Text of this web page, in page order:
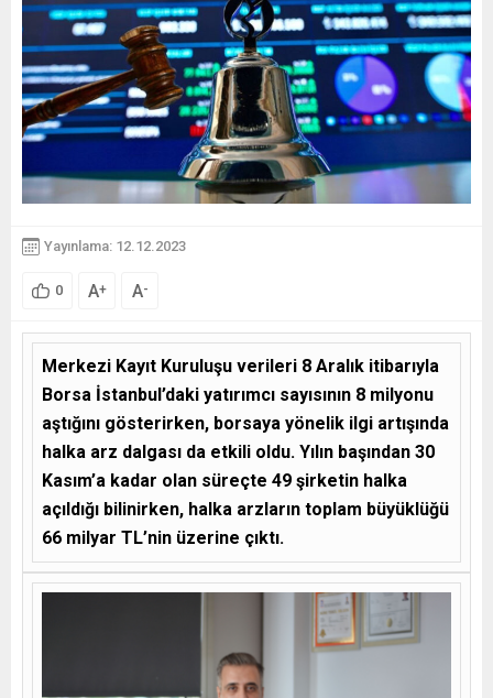
Yayınlama: 12.12.2023
0 A+ A-
Merkezi Kayıt Kuruluşu verileri 8 Aralık itibarıyla
Borsa İstanbul’daki yatırımcı sayısının 8 milyonu
aştığını gösterirken, borsaya yönelik ilgi artışında
halka arz dalgası da etkili oldu. Yılın başından 30
Kasım’a kadar olan süreçte 49 şirketin halka
açıldığı bilinirken, halka arzların toplam büyüklüğü
66 milyar TL’nin üzerine çıktı.